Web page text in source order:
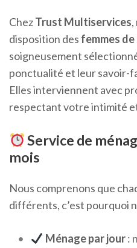
ChezTrust Multiservices
disposition des femmes
soigneusement
ponctualité et leur savoir-
Elles interviennent avec
respectant votre intimité
Service de
mois
Nous comprenons que
différents, c’est pourquoi
Ménage par jour: